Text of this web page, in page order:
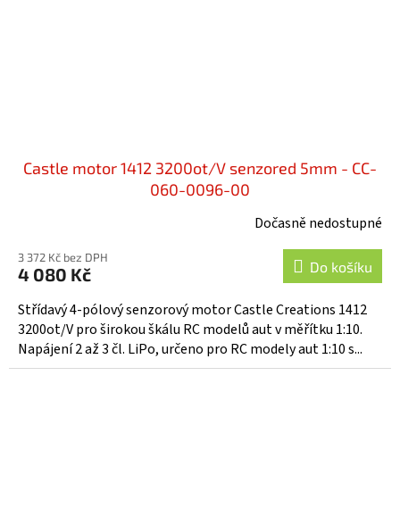
Castle motor 1412 3200ot/V senzored 5mm - CC-
060-0096-00
Dočasně nedostupné
3 372 Kč bez DPH
4 080 Kč Do košíku
Střídavý 4-pólový senzorový motor Castle Creations 1412
3200ot/V pro širokou škálu RC modelů aut v měřítku 1:10.
Napájení 2 až 3 čl. LiPo, určeno pro RC modely aut 1:10 s...